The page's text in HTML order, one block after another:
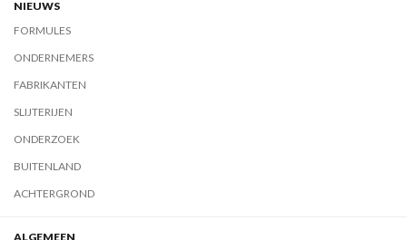
NIEUWS
FORMULES
ONDERNEMERS
FABRIKANTEN
SLIJTERIJEN
ONDERZOEK
BUITENLAND
ACHTERGROND
ALGEMEEN